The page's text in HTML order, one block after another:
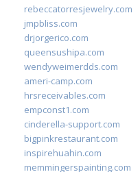
rebeccatorresjewelry.com
jmpbliss.com
drjorgerico.com
queensushipa.com
wendyweimerdds.com
ameri-camp.com
hrsreceivables.com
empconst1.com
cinderella-support.com
bigpinkrestaurant.com
inspirehuahin.com
memmingerspainting.com